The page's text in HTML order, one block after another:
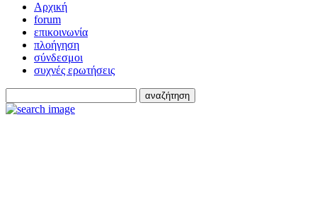
Αρχική
forum
επικοινωνία
πλοήγηση
σύνδεσμοι
συχνές ερωτήσεις